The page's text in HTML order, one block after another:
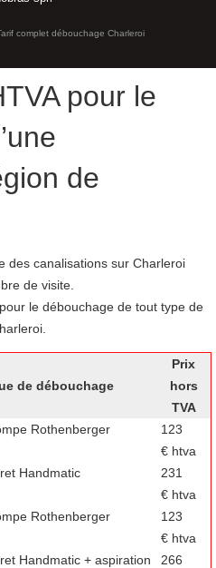
complet débouchage Charleroi
pour le
de
des canalisations sur Charleroi
de visite.
le débouchage de tout type de
de débouchage
Prix
hors
TVA
Rothenberger
123
€ htva
Handmatic
231
€ htva
Rothenberger
123
€ htva
Handmatic + aspiration
266